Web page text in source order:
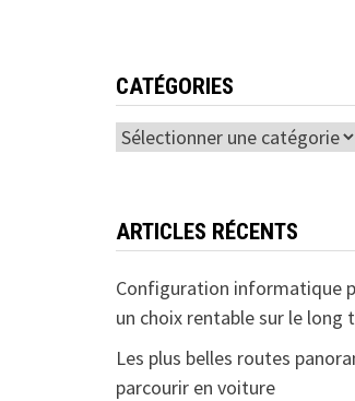
CATÉGORIES
Catégories
ARTICLES RÉCENTS
Configuration informatique
un choix rentable sur le long
Les plus belles routes
parcourir en voiture